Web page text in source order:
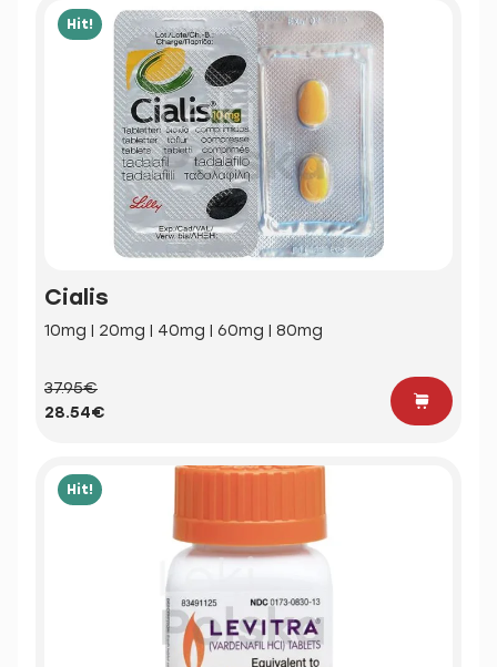
Hit!
Cialis
10mg | 20mg | 40mg | 60mg | 80mg
37.95€
28.54€
Hit!